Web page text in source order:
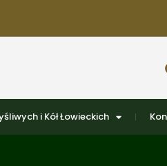
i Kół Łowieckich